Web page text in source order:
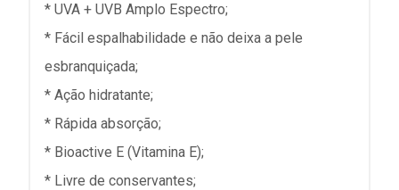
* UVA + UVB Amplo Espectro;
* Fácil espalhabilidade e não deixa a pele
esbranquiçada;
* Ação hidratante;
* Rápida absorção;
* Bioactive E (Vitamina E);
* Livre de conservantes;